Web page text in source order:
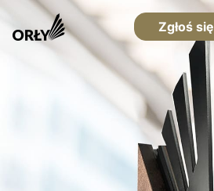
Zgłoś się